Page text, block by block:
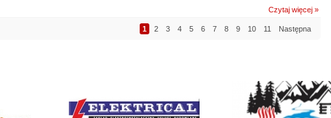
Czytaj więcej »
1 2 3 4 5 6 7 8 9 10 11 Następna